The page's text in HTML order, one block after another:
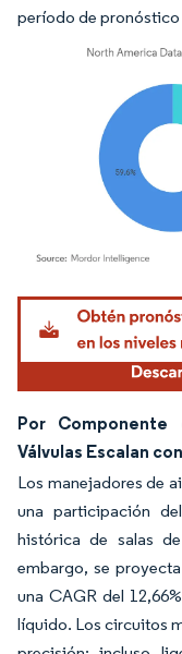
período de pronóstico
Imagen © Mordor
Por
Válvulas Escalan
Los manejadores de
una participación
histórica de salas
embargo, se
una CAGR del
líquido. Los circuitos